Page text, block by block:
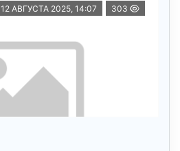
12 АВГУСТА 2025, 14:07 303